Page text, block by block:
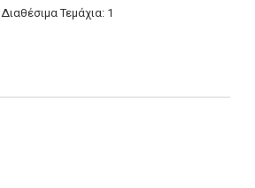
Διαθέσιμα Τεμάχια: 1